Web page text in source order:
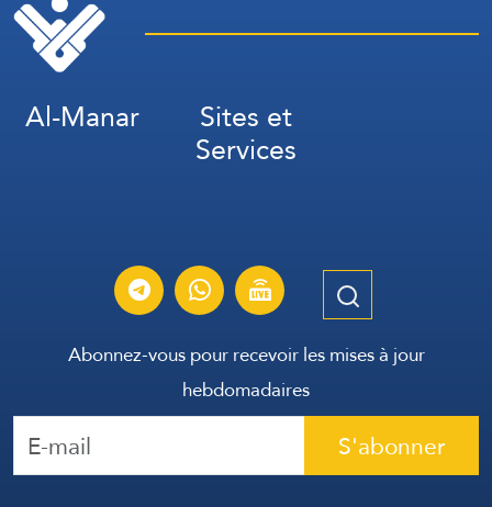
Al-Manar Sites et
Services
Abonnez-vous pour recevoir les mises à jour
hebdomadaires
S'abonner